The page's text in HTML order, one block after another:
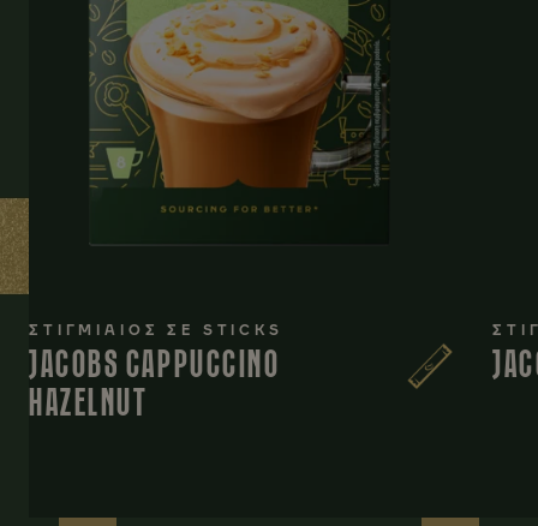
ΣΤΙΓΜΙΑΙΟΣ ΣΕ STICKS
JACOBS CAPPUCCINO
HAZELNUT